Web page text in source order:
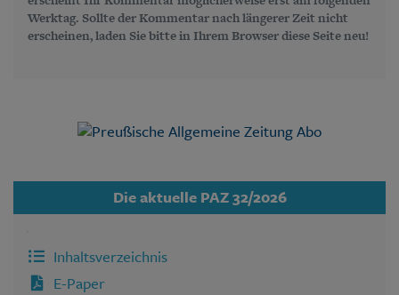
Werktag. Sollte der Kommentar nach längerer Zeit nicht
erscheinen, laden Sie bitte in Ihrem Browser diese Seite neu!
Die aktuelle PAZ 32/2026
Inhaltsverzeichnis
E-Paper